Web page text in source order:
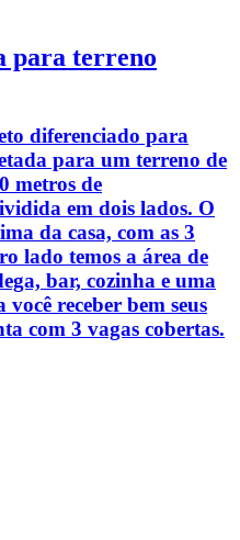
para terreno
diferenciado para
para um terreno de
metros de
em dois lados. O
da casa, com as 3
lado temos a área de
bar, cozinha e uma
você receber bem seus
com 3 vagas cobertas.